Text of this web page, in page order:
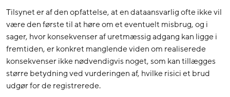
Tilsynet er af den opfattelse, at en dataansvarlig ofte ikke vil
være den første til at høre om et eventuelt misbrug, og i
sager, hvor konsekvenser af uretmæssig adgang kan ligge i
fremtiden, er konkret manglende viden om realiserede
konsekvenser ikke nødvendigvis noget, som kan tillægges
større betydning ved vurderingen af, hvilke risici et brud
udgør for de registrerede.